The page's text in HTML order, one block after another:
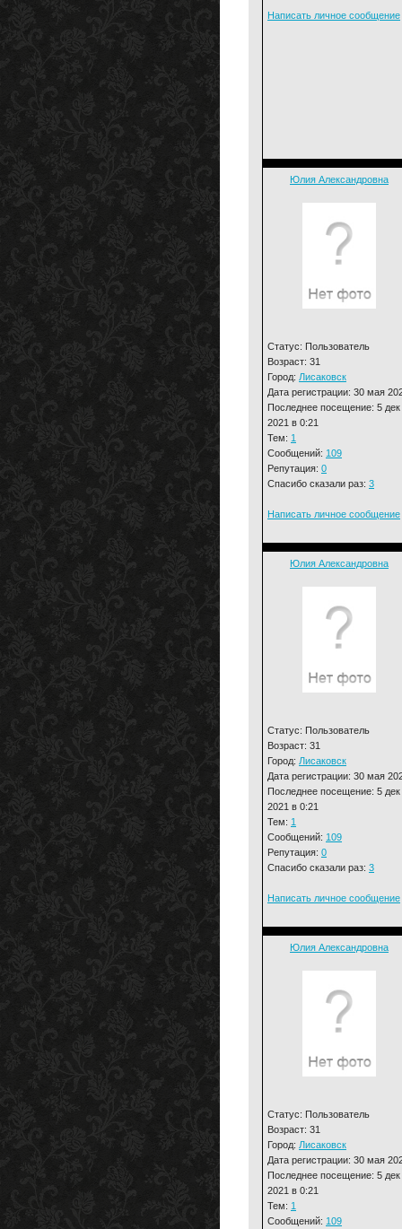
Написать личное сообщение
Юлия Александровна
Статус: Пользователь
Возраст: 31
Город: Лисаковск
Дата регистрации: 30 мая
Последнее посещение: 5 дек
2021 в 0:21
Тем: 1
Сообщений: 109
Репутация: 0
Спасибо сказали раз: 3
Написать личное сообщение
Юлия Александровна
Статус: Пользователь
Возраст: 31
Город: Лисаковск
Дата регистрации: 30 мая
Последнее посещение: 5 дек
2021 в 0:21
Тем: 1
Сообщений: 109
Репутация: 0
Спасибо сказали раз: 3
Написать личное сообщение
Юлия Александровна
Статус: Пользователь
Возраст: 31
Город: Лисаковск
Дата регистрации: 30 мая
Последнее посещение: 5 дек
2021 в 0:21
Тем: 1
Сообщений: 109